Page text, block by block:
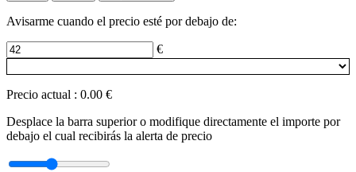
Avisarme cuando el precio esté por debajo de:
€
Precio actual : 0.00 €
Desplace la barra superior o modifique directamente el importe por
debajo el cual recibirás la alerta de precio